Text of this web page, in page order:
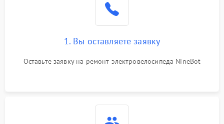
1. Вы оставляете заявку
Оставьте заявку на ремонт электровелосипеда NineBot